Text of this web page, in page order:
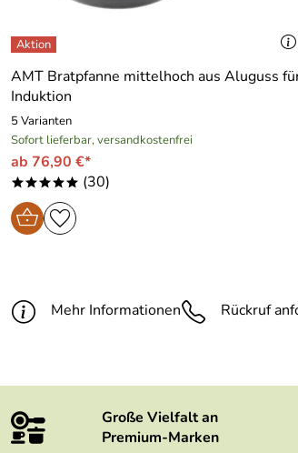
AMT Bratpfanne mittelhoch aus Aluguss
Induktion
5 Varianten
Sofort lieferbar, versandkostenfrei
ab 76,90 €*
***** (30)
Mehr Informationen Rückruf
Große Vielfalt an
Premium-Marken